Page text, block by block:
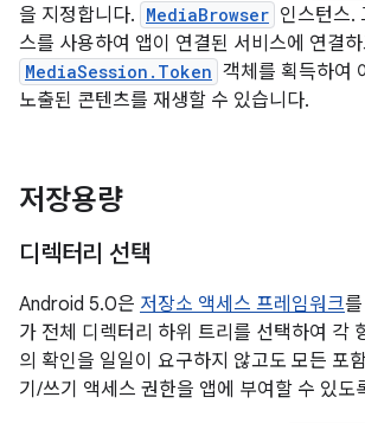
을 지정합니다. MediaBrowser 인스턴스.
스를 사용하여 앱이 연결된 서비스에 연결
MediaSession.Token 객체를 획득하여
노출된 콘텐츠를 재생할 수 있습니다.
저장용량
디렉터리 선택
Android 5.0은 저장소 액세스 프레임워크
가 전체 디렉터리 하위 트리를 선택하여 각
의 확인을 일일이 요구하지 않고도 모든 포
기/쓰기 액세스 권한을 앱에 부여할 수 있도